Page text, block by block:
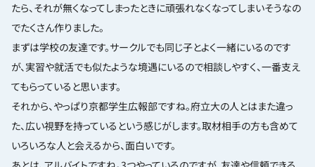
たら、それが無くなってしまったときに頑張れなくなってしまいそうなの
でたくさん作りました。
まずは学校の友達です。サークルでも同じ子とよく一緒にいるのです
が、実習や就活でも似たような境遇にいるので相談しやすく、一番支え
てもらっていると思います。
それから、やっぱり京都学生広報部ですね。府立大の人とはまた違っ
た、広い視野を持っているという感じがします。取材相手の方も含めて
いろいろな人と会えるから、面白いです。